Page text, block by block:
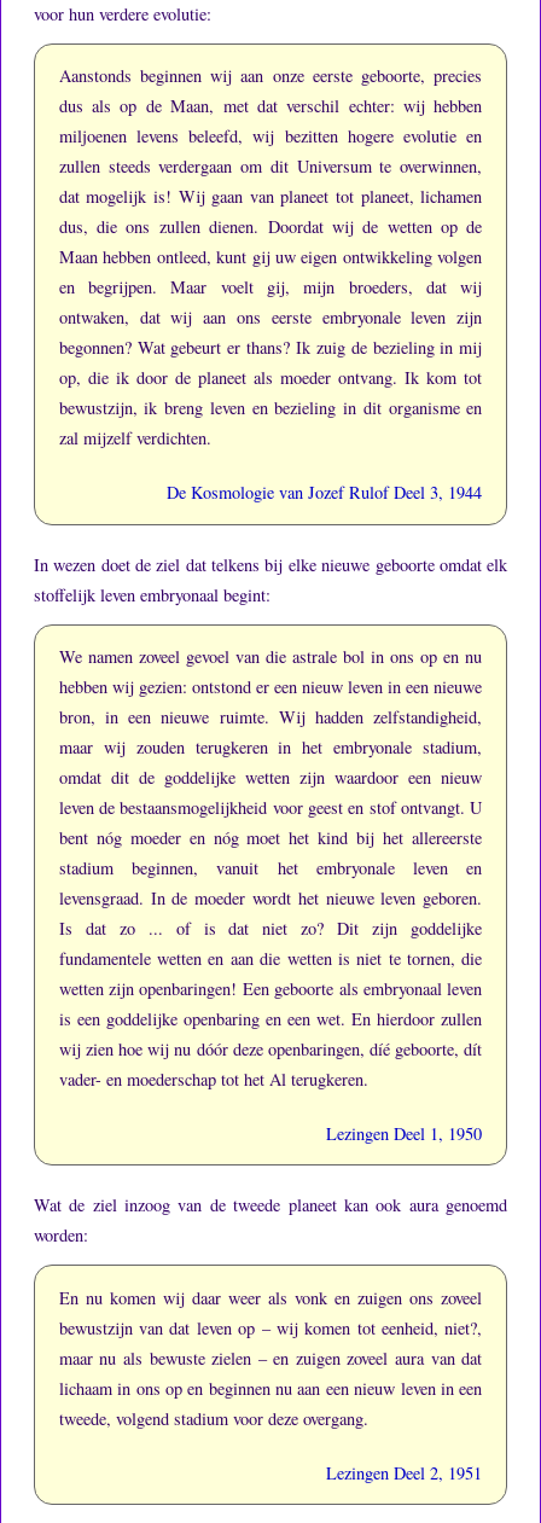
voor hun verdere evolutie:
Aanstonds beginnen wij aan onze eerste geboorte, precies
dus als op de Maan, met dat verschil echter: wij hebben
miljoenen levens beleefd, wij bezitten hogere evolutie en
zullen steeds verdergaan om dit Universum te overwinnen,
dat mogelijk is! Wij gaan van planeet tot planeet, lichamen
dus, die ons zullen dienen. Doordat wij de wetten op de
Maan hebben ontleed, kunt gij uw eigen ontwikkeling volgen
en begrijpen.Maar voelt gij, mijn broeders, dat wij
ontwaken, dat wij aan ons eerste embryonale leven zijn
begonnen? Wat gebeurt er thans?Ik zuig de bezieling in mij
op, die ik door de planeet als moeder ontvang.Ik kom tot
bewustzijn, ik breng leven en bezieling in dit organisme en
zal mijzelf verdichten.
De Kosmologie van Jozef Rulof Deel 3, 1944
In wezen doet de ziel dat telkens bij elke nieuwe geboorte omdat elk
stoffelijk leven embryonaal begint:
We namen zoveel gevoel van die astrale bol in ons op en nu
hebben wij gezien: ontstond er een nieuw leven in een nieuwe
bron, in een nieuwe ruimte. Wij hadden zelfstandigheid,
maar wij zouden terugkeren in het embryonale stadium,
omdat dit de goddelijke wetten zijn waardoor een nieuw
leven de bestaansmogelijkheid voor geest en stof ontvangt.U
bent nóg moeder en nóg moet het kind bij het allereerste
stadium beginnen, vanuit het embryonale leven en
levensgraad. In de moeder wordt het nieuwe leven geboren.
Is dat zo ... of is dat niet zo?Dit zijn goddelijke
fundamentele wetten en aan die wetten is niet te tornen, die
wetten zijn openbaringen! Een geboorte als embryonaal leven
is een goddelijke openbaring en een wet.En hierdoor zullen
wij zien hoe wij nu dóór deze openbaringen, díé geboorte, dít
vader- en moederschap tot het Al terugkeren.
Lezingen Deel 1, 1950
Wat de ziel inzoog van de tweede planeet kan ook aura genoemd
worden:
En nu komen wij daar weer als vonk en zuigen ons zoveel
bewustzijn van dat leven op – wij komen tot eenheid, niet?,
maar nu als bewuste zielen – en zuigen zoveel aura van dat
lichaam in ons op en beginnen nu aan een nieuw leven in een
tweede, volgend stadium voor deze overgang.
Lezingen Deel 2, 1951